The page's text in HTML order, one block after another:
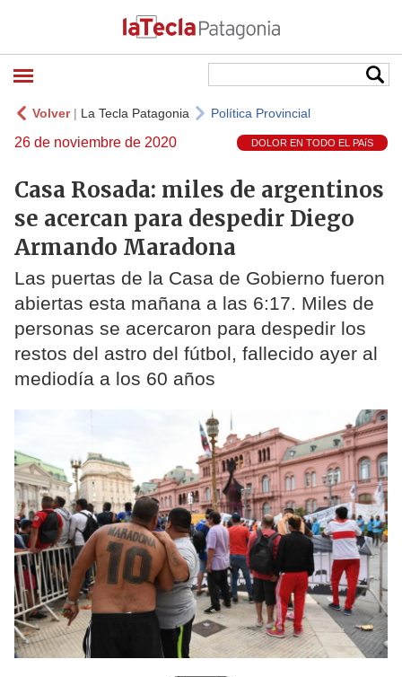
Volver| La Tecla Patagonia Política Provincial
26 de noviembre de 2020 DOLOR EN TODO EL PAíS
Casa Rosada: miles de argentinos
se acercan para despedir Diego
Armando Maradona
Las puertas de la Casa de Gobierno fueron
abiertas esta mañana a las 6:17. Miles de
personas se acercaron para despedir los
restos del astro del fútbol, fallecido ayer al
mediodía a los 60 años